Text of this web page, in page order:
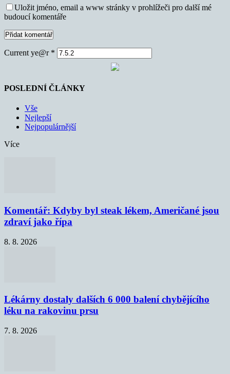
Uložit jméno, email a www stránky v prohlížeči pro další mé
budoucí komentáře
Current ye@r *
POSLEDNÍ ČLÁNKY
Vše
Nejlepší
Nejpopulárnější
Více
Komentář: Kdyby byl steak lékem, Američané jsou
zdraví jako řípa
8. 8. 2026
Lékárny dostaly dalších 6 000 balení chybějícího
léku na rakovinu prsu
7. 8. 2026